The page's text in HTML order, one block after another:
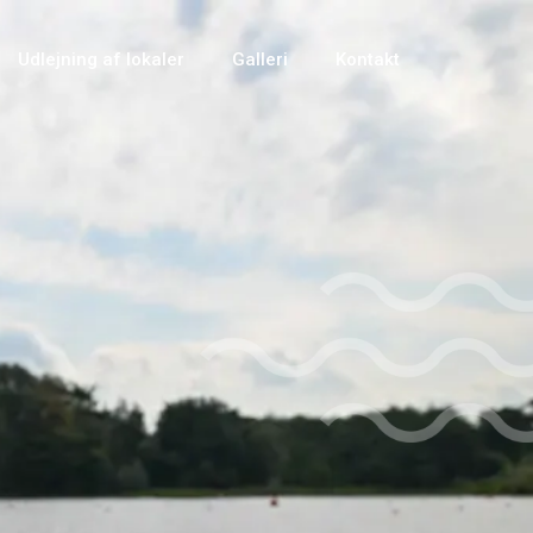
Udlejning af lokaler Galleri Kontakt